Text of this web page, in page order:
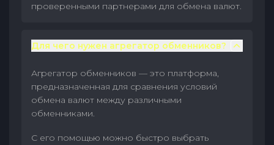
проверенными партнерами для обмена валют.
Для чего нужен агрегатор обменников?
Агрегатор обменников — это платформа,
предназначенная для сравнения условий
обмена валют между различными
обменниками.
С его помощью можно быстро выбрать